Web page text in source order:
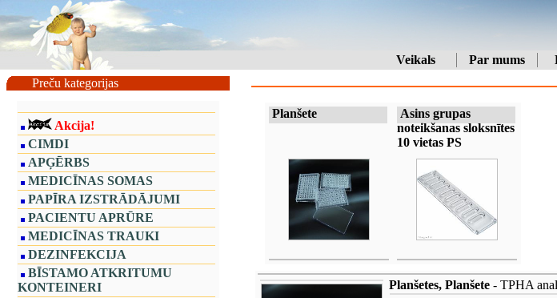
Veikals Par mums
Preču kategorijas
Akcija!
CIMDI
APĢĒRBS
MEDICĪNAS SOMAS
PAPĪRA IZSTRĀDĀJUMI
PACIENTU APRŪRE
MEDICĪNAS TRAUKI
DEZINFEKCIJA
BĪSTAMO ATKRITUMU
KONTEINERI
Planšete
Asins grupas
noteikšanas sloksnītes
10 vietas PS
Planšetes, Planšete - TPHA